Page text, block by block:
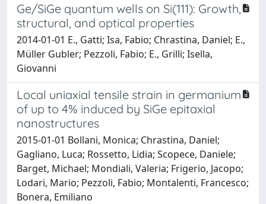
Ge/SiGe quantum wells on Si(111): Growth,
structural, and optical properties
2014-01-01 E., Gatti; Isa, Fabio; Chrastina, Daniel; E.,
Müller Gubler; Pezzoli, Fabio; E., Grilli; Isella,
Giovanni
Local uniaxial tensile strain in germanium
of up to 4% induced by SiGe epitaxial
nanostructures
2015-01-01 Bollani, Monica; Chrastina, Daniel;
Gagliano, Luca; Rossetto, Lidia; Scopece, Daniele;
Barget, Michael; Mondiali, Valeria; Frigerio, Jacopo;
Lodari, Mario; Pezzoli, Fabio; Montalenti, Francesco;
Bonera, Emiliano